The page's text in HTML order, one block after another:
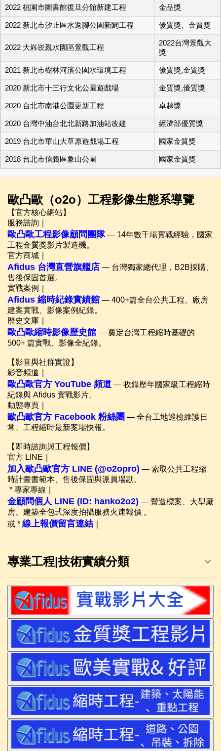
2022 桃園市圖書館復旦分館新建工程 金品獎
2022 新北市汐止區水返腳公園新闢工程 優質獎、金質獎
2022 大嵙崁親水園區景觀工程
2022台灣景觀大
獎
2021 新北市樹林河濱公園水環境工程 優質獎,金質獎
2020 新北市十三行文化公園遊戲場 金質獎,優質獎
2020 台北市南港公園更新工程 卓越獎
2020 台灣中油台北北新路加油站改建 經濟部優質獎
2019 台北市華山大草原遊戲場工程 國家金質獎
2018 台北市信義區象山公園 國家金質獎
歐凸歐（o2o）工程影像生態系導覽
【官方核心網站】
服務諮詢｜
歐凸歐工程影像顧問團隊— 14年數千場實戰經驗，國家
工程金質獎影片製造機。
官方商城｜
Afidus 台灣直營旗艦店 — 台灣獨家總代理，B2B採購、
售後保固首選。
實戰案例｜
Afidus 縮時紀錄實績館 — 400+篇全台公共工程、廠房
建案實戰、影像案例紀錄。
歷史文庫｜
歐凸歐縮時影像歷史館 — 奠定台灣工程縮時基礎的
500+ 篇實戰、影像全紀錄。
【影音與社群實證】
影音頻道｜
歐凸歐官方 YouTube 頻道 — 收錄歷年國家級工程縮時
紀錄與 Afidus 實戰影片。
動態專頁｜
歐凸歐官方 Facebook 粉絲團 — 全台工地巡檢維護日
常、工程縮時最新案場快報。
【即時諮詢與工程報價】
官方 LINE｜
加入歐凸歐官方 LINE (@o2opro) — 索取公共工程縮
時計畫書範本、售後保固與派員場勘。
* 專家專線｜
金顧問個人 LINE (ID: hanko2o2) — 營造標案、大型廠
房、建築全包式深度拍攝服務火速報價 。
或 * 線上報價留言連結
專業工程|技術實績分類